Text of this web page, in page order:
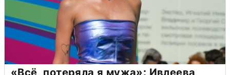
«Всё, потеряла я мужа»: Ивлеева